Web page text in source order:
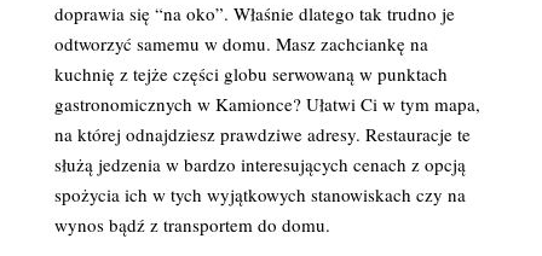
doprawia się “na oko”. Właśnie dlatego tak trudno je
odtworzyć samemu w domu. Masz zachciankę na
kuchnię z tejże części globu serwowaną w punktach
gastronomicznych w Kamionce? Ułatwi Ci w tym mapa,
na której odnajdziesz prawdziwe adresy. Restauracje te
służą jedzenia w bardzo interesujących cenach z opcją
spożycia ich w tych wyjątkowych stanowiskach czy na
wynos bądź z transportem do domu.